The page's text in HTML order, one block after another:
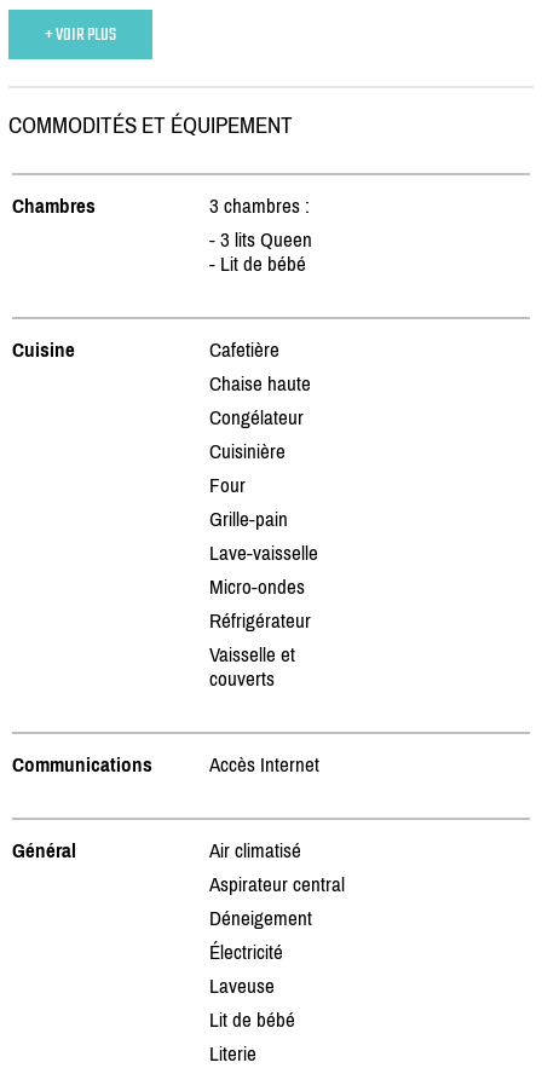
+ VOIR PLUS
COMMODITÉS ET ÉQUIPEMENT
Chambres
3 chambres :
- 3 lits Queen
- Lit de bébé
Cuisine
Cafetière
Chaise haute
Congélateur
Cuisinière
Four
Grille-pain
Lave-vaisselle
Micro-ondes
Réfrigérateur
Vaisselle et
couverts
Communications Accès Internet
Général
Air climatisé
Aspirateur central
Déneigement
Électricité
Laveuse
Lit de bébé
Literie